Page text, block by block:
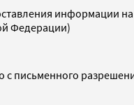
информации на
Федерации)
письменного